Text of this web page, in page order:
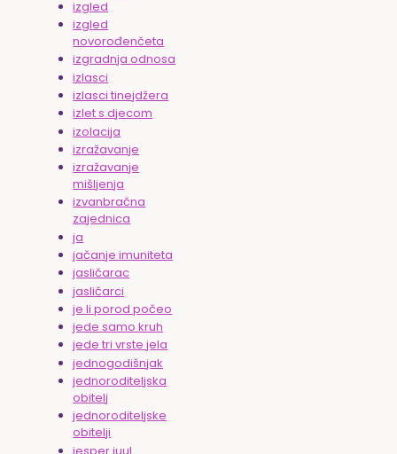
izgled
izgled
novorođenčeta
izgradnja odnosa
izlasci
izlasci tinejdžera
izlet s djecom
izolacija
izražavanje
izražavanje
mišljenja
izvanbračna
zajednica
ja
jačanje imuniteta
jasličarac
jasličarci
je li porod počeo
jede samo kruh
jede tri vrste jela
jednogodišnjak
jednoroditeljska
obitelj
jednoroditeljske
obitelji
jesper juul